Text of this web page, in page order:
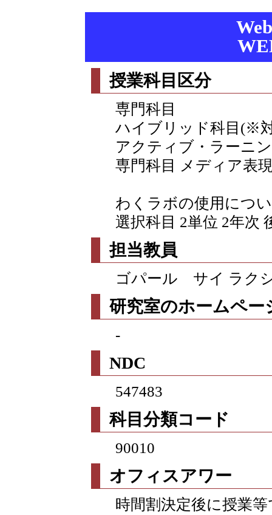
授業科目区分
専門科目
ハイブリッド科目(※
アクティブ・ラーニ
専門科目 メディア表
わくラボの使用につ
選択科目 2単位 2年次
担当教員
ゴパール サイ ラク
研究室のホームペー
-
NDC
547483
科目分類コード
90010
オフィスアワー
時間割決定後に授業